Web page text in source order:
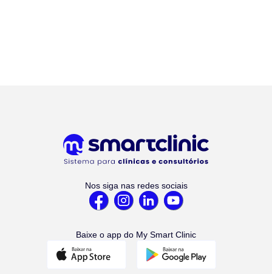
Nos siga nas redes sociais
Baixe o app do My Smart Clinic